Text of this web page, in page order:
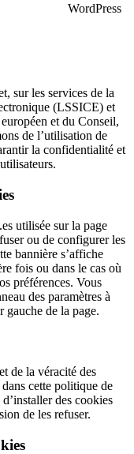
WordPress
sur les services de la
(LSSICE) et
et du Conseil,
de l’utilisation de
la confidentialité et
utilisée sur la page
ou de configurer les
bannière s’affiche
fois ou dans le cas où
préférences. Vous
des paramètres à
gauche de la page.
de la véracité des
cette politique de
des cookies
de les refuser.